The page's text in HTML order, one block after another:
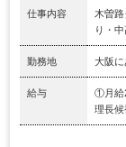
仕事内容
木曽
り・
勤務地 大阪に
給与
①月給
理長